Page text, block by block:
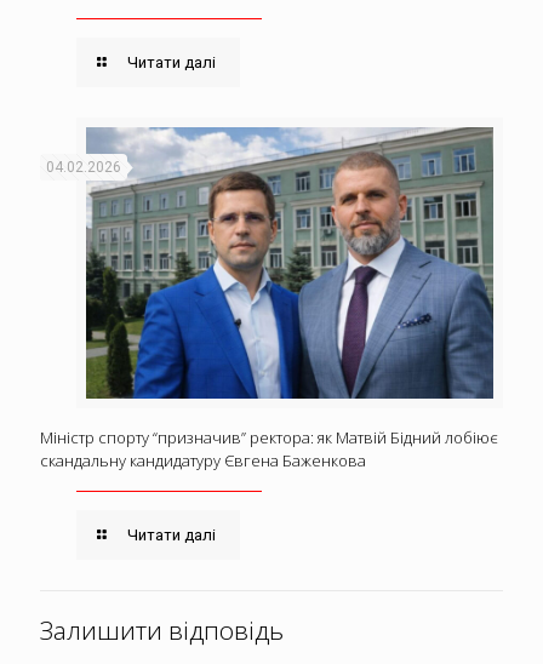
Читати далі
04.02.2026
Міністр спорту “призначив” ректора: як Матвій Бідний лобіює
скандальну кандидатуру Євгена Баженкова
Читати далі
Залишити відповідь